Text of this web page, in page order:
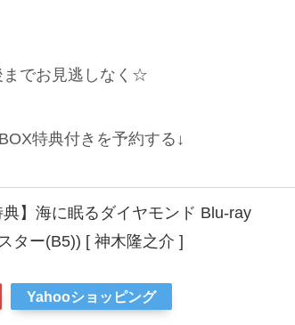
までお見逃しなく☆
特典付きを予約する↓
典】海に眠るダイヤモンド Blu-ray
ター(B5)) [ 神木隆之介 ]
Yahooショッピング